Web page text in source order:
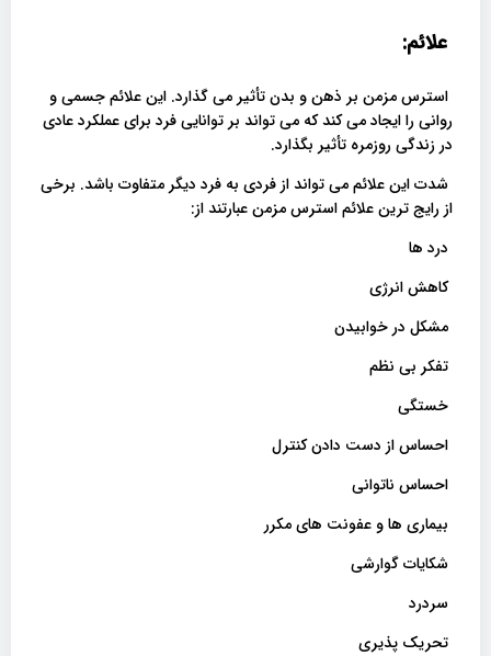
علائم:
استرس مزمن بر ذهن و بدن تأثیر می گذارد. این علائم جسمی و
روانی را ایجاد می کند که می تواند بر توانایی فرد برای عملکرد عادی
در زندگی روزمره تأثیر بگذارد.
شدت این علائم می تواند از فردی به فرد دیگر متفاوت باشد. برخی
از رایج ترین علائم استرس مزمن عبارتند از:
درد ها
کاهش انرژی
مشکل در خوابیدن
تفکر بی نظم
خستگی
احساس از دست دادن کنترل
احساس ناتوانی
بیماری ها و عفونت های مکرر
شکایات گوارشی
سردرد
تحریک پذیری